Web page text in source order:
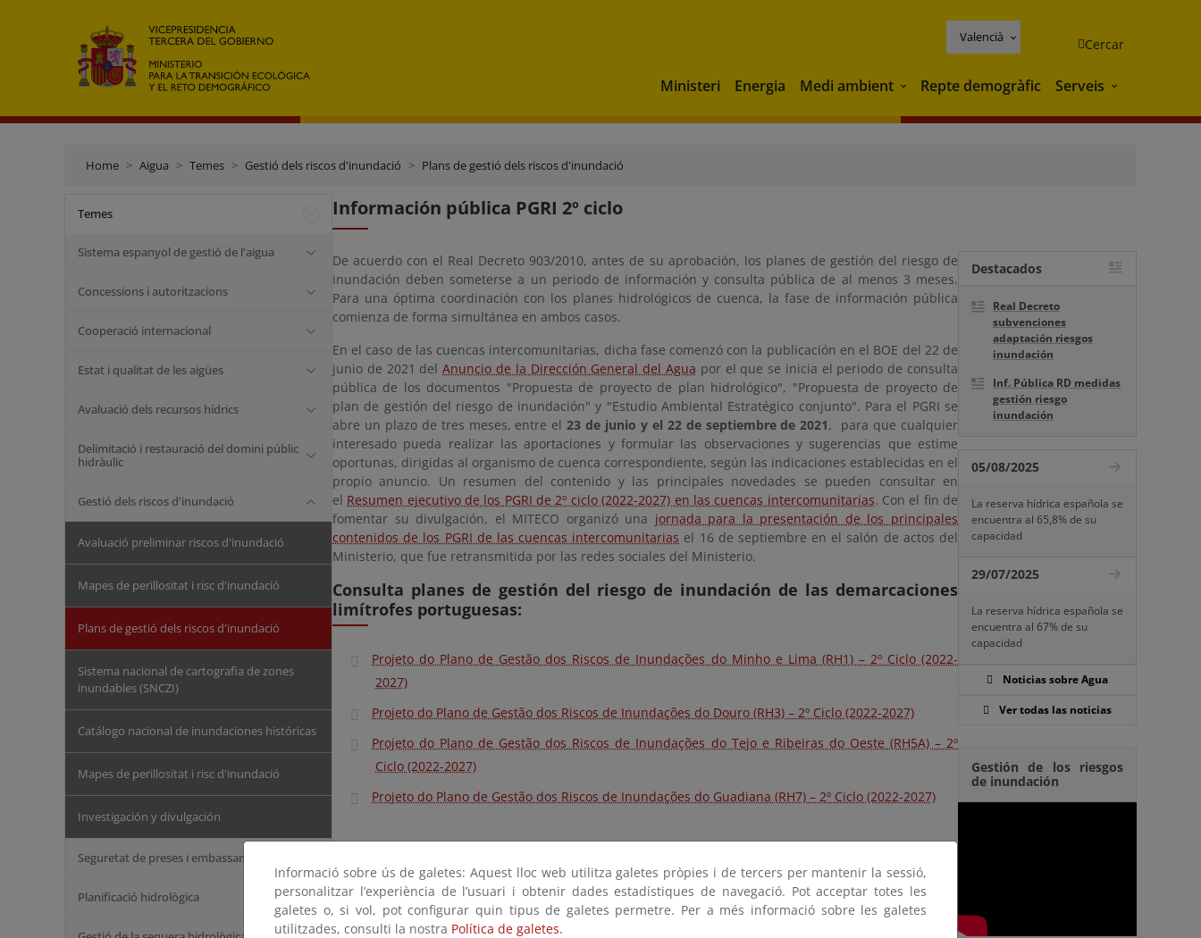
Valencià Cercar
Ministeri Energia Medi ambient Medi ambient
Repte demogràfic Serveis Serveis
Home Aigua Temes Gestió dels riscos d'inundació Plans de gestió dels riscos d'inundació
Temes
Sistema espanyol de gestió de l'aigua
Concessions i autoritzacions
Cooperació internacional
Estat i qualitat de les aigües
Avaluació dels recursos hídrics
Delimitació i restauració del domini públic
hidràulic
Gestió dels riscos d'inundació
Avaluació preliminar riscos d'inundació
Mapes de perillositat i risc d'inundació
Plans de gestió dels riscos d'inundació
Sistema nacional de cartografia de zones
inundables (SNCZI)
Catálogo nacional de inundaciones históricas
Mapes de perillositat i risc d'inundació
Investigación y divulgación
Seguretat de preses i embassaments
Planificació hidrològica
Información pública PGRI 2º ciclo
De acuerdo con el Real Decreto 903/2010, antes de su aprobación, los planes de gestión del riesgo de
inundación deben someterse a un periodo de información y consulta pública de al menos 3 meses.
Para una óptima coordinación con los planes hidrológicos de cuenca, la fase de información pública
comienza de forma simultánea en ambos casos.
En el caso de las cuencas intercomunitarias, dicha fase comenzó con la publicación en el BOE del 22 de
junio de 2021 delAnuncio de la Dirección General del Agua por el que se inicia el periodo de consulta
pública de los documentos "Propuesta de proyecto de plan hidrológico", "Propuesta de proyecto de
plan de gestión del riesgo de inundación" y "Estudio Ambiental Estratégico conjunto". Para el PGRI se
abre un plazo de tres meses, entre el23 de junio y el 22 de septiembre de 2021, para que cualquier
interesado pueda realizar las aportaciones y formular las observaciones y sugerencias que estime
oportunas, dirigidas al organismo de cuenca correspondiente, según las indicaciones establecidas en el
propio anuncio. Un resumen del contenido y las principales novedades se pueden consultar en
el Resumen ejecutivo de los PGRI de 2º ciclo (2022-2027) en las cuencas intercomunitarias. Con el fin de
fomentar su divulgación, el MITECO organizó una jornada para la presentación de los principales
contenidos de los PGRI de las cuencas intercomunitarias el 16 de septiembre en el salón de actos del
Ministerio, que fue retransmitida por las redes sociales del Ministerio.
Consulta planes de gestión del riesgo de inundación de las demarcaciones
limítrofes portuguesas:
Projeto do Plano de Gestão dos Riscos de Inundações do Minho e Lima (RH1) – 2º Ciclo (2022-
2027)
Projeto do Plano de Gestão dos Riscos de Inundações do Douro (RH3) – 2º Ciclo (2022-2027)
Projeto do Plano de Gestão dos Riscos de Inundações do Tejo e Ribeiras do Oeste (RH5A) – 2º
Ciclo (2022-2027)
Projeto do Plano de Gestão dos Riscos de Inundações do Guadiana (RH7) – 2º Ciclo (2022-2027)
Destacados
Real Decreto
subvenciones
adaptación riesgos
inundación
Inf. Pública RD medidas
gestión riesgo
inundación
05/08/2025
La reserva hídrica española se
encuentra al 65,8% de su
capacidad
29/07/2025
La reserva hídrica española se
encuentra al 67% de su
capacidad
Noticias sobre Agua
Ver todas las noticias
Gestión de los riesgos
de inundación
Informació sobre ús de galetes: Aquest lloc web utilitza galetes pròpies i de tercers per mantenir la sessió,
personalitzar l’experiència de l’usuari i obtenir dades estadístiques de navegació. Pot acceptar totes les
galetes o, si vol, pot configurar quin tipus de galetes permetre. Per a més informació sobre les galetes
utilitzades, consulti la nostra Política de galetes.